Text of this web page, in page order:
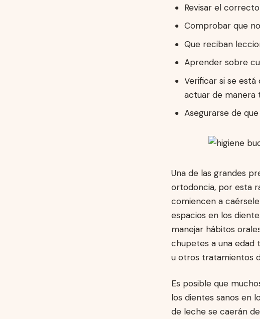
Revisar el
Comprobar que
Que reciban
Aprender sobre
Verificar si se
actuar de manera
Asegurarse de
Una de las grandes
ortodoncia, por esta
comiencen a
espacios en los
manejar hábitos
chupetes a una edad
u otros tratamientos
Es posible que
los dientes sanos en
de leche se caerán